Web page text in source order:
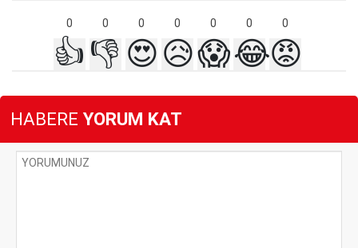
0 0 0 0 0 0 0
👍 👎 😍😥😱😂😡
HABERE YORUM KAT